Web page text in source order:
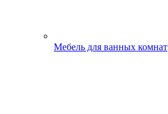
Мебель для ванных комнат